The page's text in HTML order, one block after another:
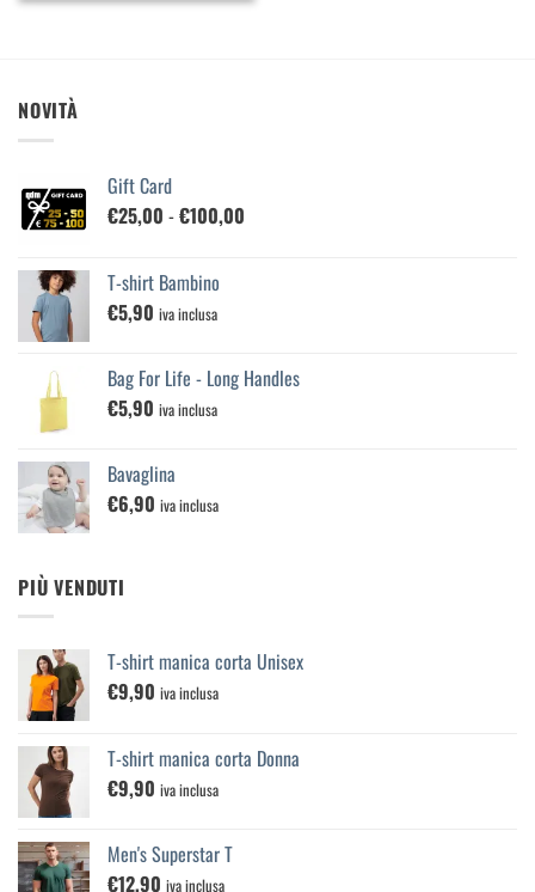
NOVITÀ
Gift Card
€25,00 -€100,00
€100,00
T-shirt Bambino
€5,90 iva inclusa
Bag For Life - Long Handles
€5,90 iva inclusa
Bavaglina
€6,90 iva inclusa
PIÙ VENDUTI
T-shirt manica corta Unisex
€9,90 iva inclusa
T-shirt manica corta Donna
€9,90 iva inclusa
Men's Superstar T
€12,90 iva inclusa